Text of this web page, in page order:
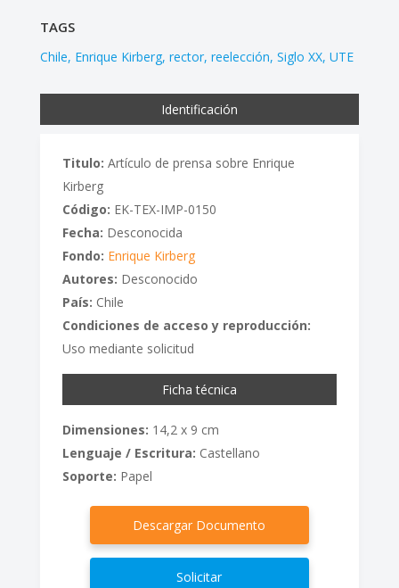
TAGS
Chile Enrique Kirberg rector reelección Siglo XX UTE
Identificación
Titulo: Artículo de prensa sobre Enrique
Kirberg
Código: EK-TEX-IMP-0150
Fecha: Desconocida
Fondo: Enrique Kirberg
Autores: Desconocido
País: Chile
Condiciones de acceso y reproducción:
Uso mediante solicitud
Ficha técnica
Dimensiones: 14,2 x 9 cm
Lenguaje / Escritura: Castellano
Soporte: Papel
Descargar Documento
Solicitar